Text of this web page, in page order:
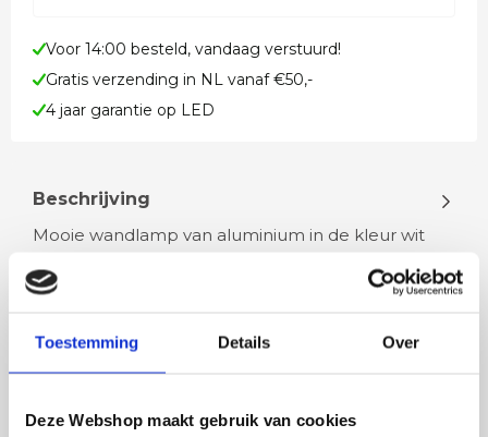
Toestemming Details Over
Deze Webshop maakt gebruik van cookies
Voor 14:00 besteld, vandaag verstuurd!
Gratis verzending in NL vanaf €50,-
4 jaar garantie op LED
Beschrijving
Mooie wandlamp van aluminium in de kleur wit
geeft voor 30 Watt aan halogeen…
Lees meer